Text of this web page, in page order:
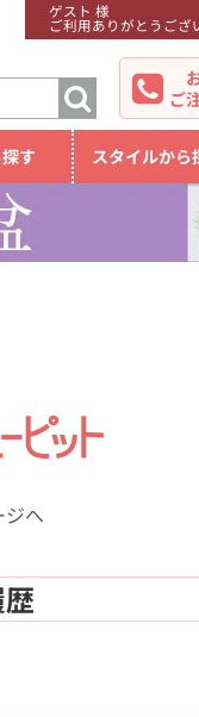
ゲスト 様
ご利用ありがとうござ
ご
す スタイルから
ジへ